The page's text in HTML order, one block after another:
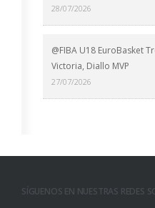
28/07/2026
@FIBA U18 EuroBasket
Victoria, Diallo MVP
27/07/2026
SÍGUENOS EN NUESTRAS REDES